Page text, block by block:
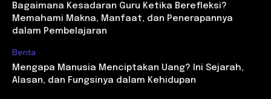
Bagaimana Kesadaran Guru Ketika Berefleksi?
Memahami Makna, Manfaat, dan Penerapannya
dalam Pembelajaran
Berita
Mengapa Manusia Menciptakan Uang? Ini Sejarah,
Alasan, dan Fungsinya dalam Kehidupan